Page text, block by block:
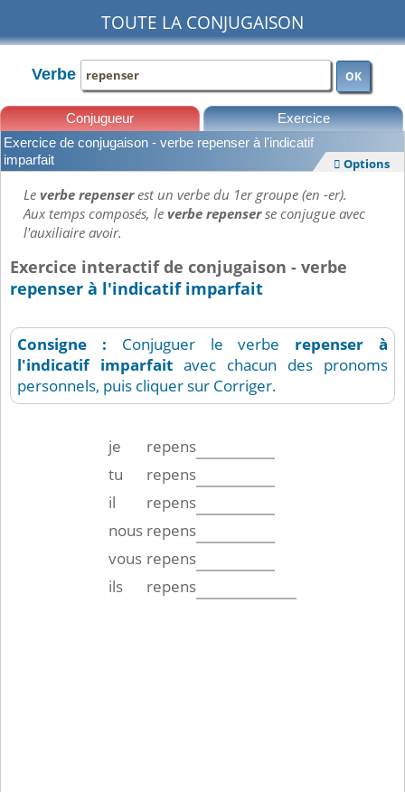
TOUTE LA CONJUGAISON
Verbe OK
Conjugueur Exercice
Leçons
Exercice de conjugaison - verbe repenser à l'indicatif
imparfait
 Options
Leverbe repenserest un verbe du 1er groupe (en -er).
Aux temps composés, leverbe repenserse conjugue avec
l'auxiliaire avoir.
Exercice interactif de conjugaison - verbe
repenser à l'indicatif imparfait
Consigne : Conjuguer le verbe repenser
à
l'indicatif imparfait avec chacun des pronoms
personnels, puis cliquer sur Corriger.
je
repens
tu
repens
il
repens
nous repens
vous repens
ils
repens